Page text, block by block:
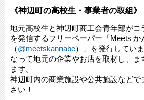
《神辺町の高校生・事業者の取組》
地元高校生と神辺町商工会青年部がコ
を発信するフリーペーパー「Meets か
（@meetskannabe）」を発行してい
なって地元の企業やお店を取材し、ま
ます。
神辺町内の商業施設や公共施設など
さい！